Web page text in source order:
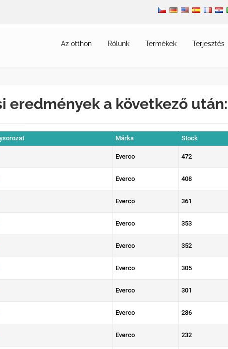
Az otthon Rólunk Termékek Terjesztés
eredmények a következő
Márka Stock
Everco 472
Everco 408
Everco 361
Everco 353
Everco 352
Everco 305
Everco 301
Everco 286
Everco 232